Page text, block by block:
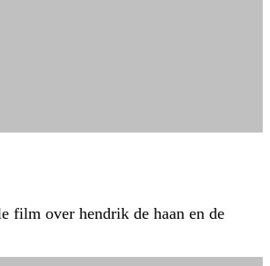
film over hendrik de haan en de